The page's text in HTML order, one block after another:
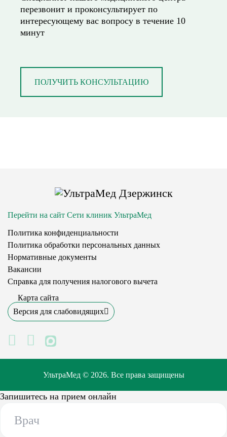
перезвонит и проконсультирует по
интересующему вас вопросу в течение 10
минут
ПОЛУЧИТЬ КОНСУЛЬТАЦИЮ
Перейти на сайт Сети клиник УльтраМед
Политика конфиденциальности
Политика обработки персональных данных
Нормативные документы
Вакансии
Справка для получения налогового вычета
Карта сайта
Версия для слабовидящих
УльтраМед © 2026. Все права защищены
Запишитесь на прием онлайн